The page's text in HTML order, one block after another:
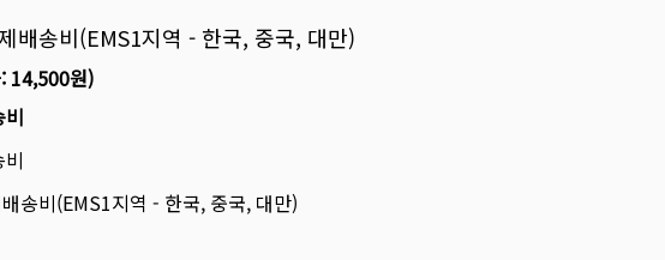
배송비(EMS1지역 - 한국, 중국, 대만)
14,500원)
비
송비(EMS1지역 - 한국, 중국, 대만)